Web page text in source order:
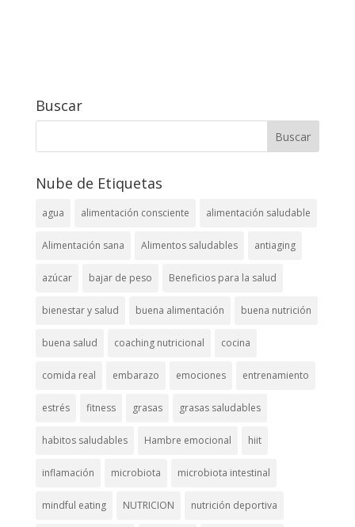
Buscar
Nube de Etiquetas
agua alimentación consciente alimentación saludable
Alimentación sana Alimentos saludables antiaging
azúcar bajar de peso Beneficios para la salud
bienestar y salud buena alimentación buena nutrición
buena salud coaching nutricional cocina
comida real embarazo emociones entrenamiento
estrés fitness grasas grasas saludables
habitos saludables Hambre emocional hiit
inflamación microbiota microbiota intestinal
mindful eating NUTRICION nutrición deportiva